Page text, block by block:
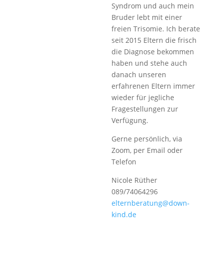
Syndrom und auch mein
Bruder lebt mit einer
freien Trisomie. Ich berate
seit 2015 Eltern die frisch
die Diagnose bekommen
haben und stehe auch
danach unseren
erfahrenen Eltern immer
wieder für jegliche
Fragestellungen zur
Verfügung.
Gerne persönlich, via
Zoom, per Email oder
Telefon
Nicole Rüther
089/74064296
elternberatung@down-
kind.de